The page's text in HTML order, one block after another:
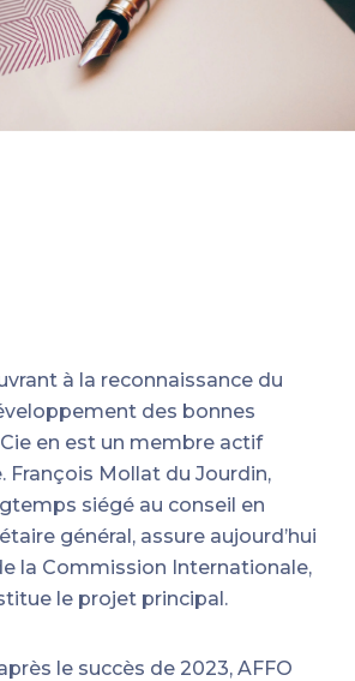
à la reconnaissance du
des bonnes
en est un membre actif
François Mollat du Jourdin,
siégé au conseil en
général, assure aujourd’hui
la Commission Internationale,
le projet principal.
le succès de 2023, AFFO